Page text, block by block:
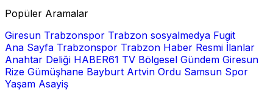
Popüler Aramalar
Giresun Trabzonspor Trabzon sosyalmedya Fugit
Ana Sayfa Trabzonspor Trabzon Haber Resmi İlanlar
Anahtar Deliği HABER61 TV Bölgesel Gündem Giresun
Rize Gümüşhane Bayburt Artvin Ordu Samsun Spor
Yaşam Asayiş